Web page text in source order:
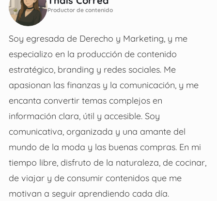
Productor de contenido
Soy egresada de Derecho y Marketing, y me
especializo en la producción de contenido
estratégico, branding y redes sociales. Me
apasionan las finanzas y la comunicación, y me
encanta convertir temas complejos en
información clara, útil y accesible. Soy
comunicativa, organizada y una amante del
mundo de la moda y las buenas compras. En mi
tiempo libre, disfruto de la naturaleza, de cocinar,
de viajar y de consumir contenidos que me
motivan a seguir aprendiendo cada día.